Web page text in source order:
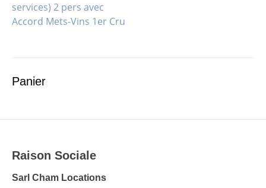
de
services) 2 pers avec
Accord Mets-Vins 1er Cru
Panier
Raison Sociale
Sarl Cham Locations